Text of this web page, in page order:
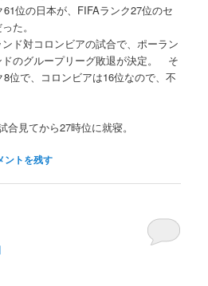
位の日本が、FIFAランク27位のセ
た。
ド対コロンビアの試合で、ポーラン
ドのグループリーグ敗退が決定。 そ
位で、コロンビアは16位なので、不
見てから27時位に就寝。
ントを残す